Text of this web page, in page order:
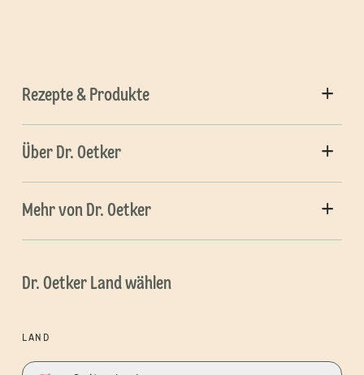
Rezepte & Produkte
Über Dr. Oetker
Mehr von Dr. Oetker
Dr. Oetker Land wählen
LAND